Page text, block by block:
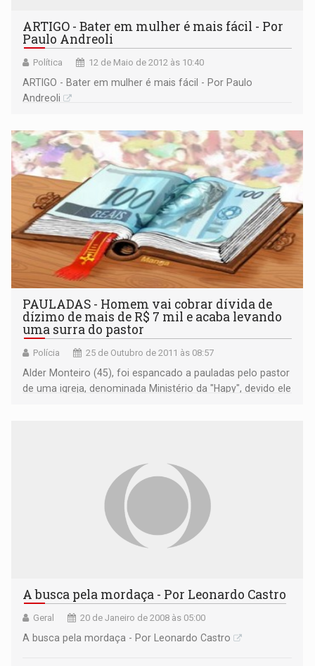
ARTIGO - Bater em mulher é mais fácil - Por
Paulo Andreoli
Política 12 de Maio de 2012 às 10:40
ARTIGO - Bater em mulher é mais fácil - Por Paulo
Andreoli
PAULADAS - Homem vai cobrar dívida de
dízimo de mais de R$ 7 mil e acaba levando
uma surra do pastor
Polícia 25 de Outubro de 2011 às 08:57
Alder Monteiro (45), foi espancado a pauladas pelo pastor
de uma igreja, denominada Ministério da "Hapy", devido ele
A busca pela mordaça - Por Leonardo Castro
Geral 20 de Janeiro de 2008 às 05:00
A busca pela mordaça - Por Leonardo Castro